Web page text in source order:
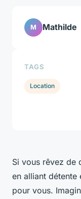
Si vous rêvez de
en alliant
pour vous.
M Mathilde
TAGS
Location